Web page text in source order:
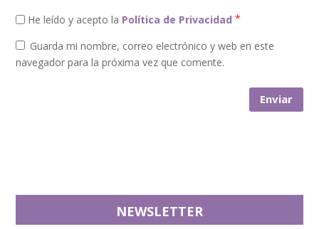
He leído y acepto la Política de Privacidad *
Guarda mi nombre, correo electrónico y web en este
navegador para la próxima vez que comente.
NEWSLETTER